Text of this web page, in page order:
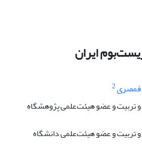
ایران
قمصری2
تربیت و عضو هیئت‌علمی پژوهشگاه
تربیت و عضو هیئت‌علمی دانشگاه